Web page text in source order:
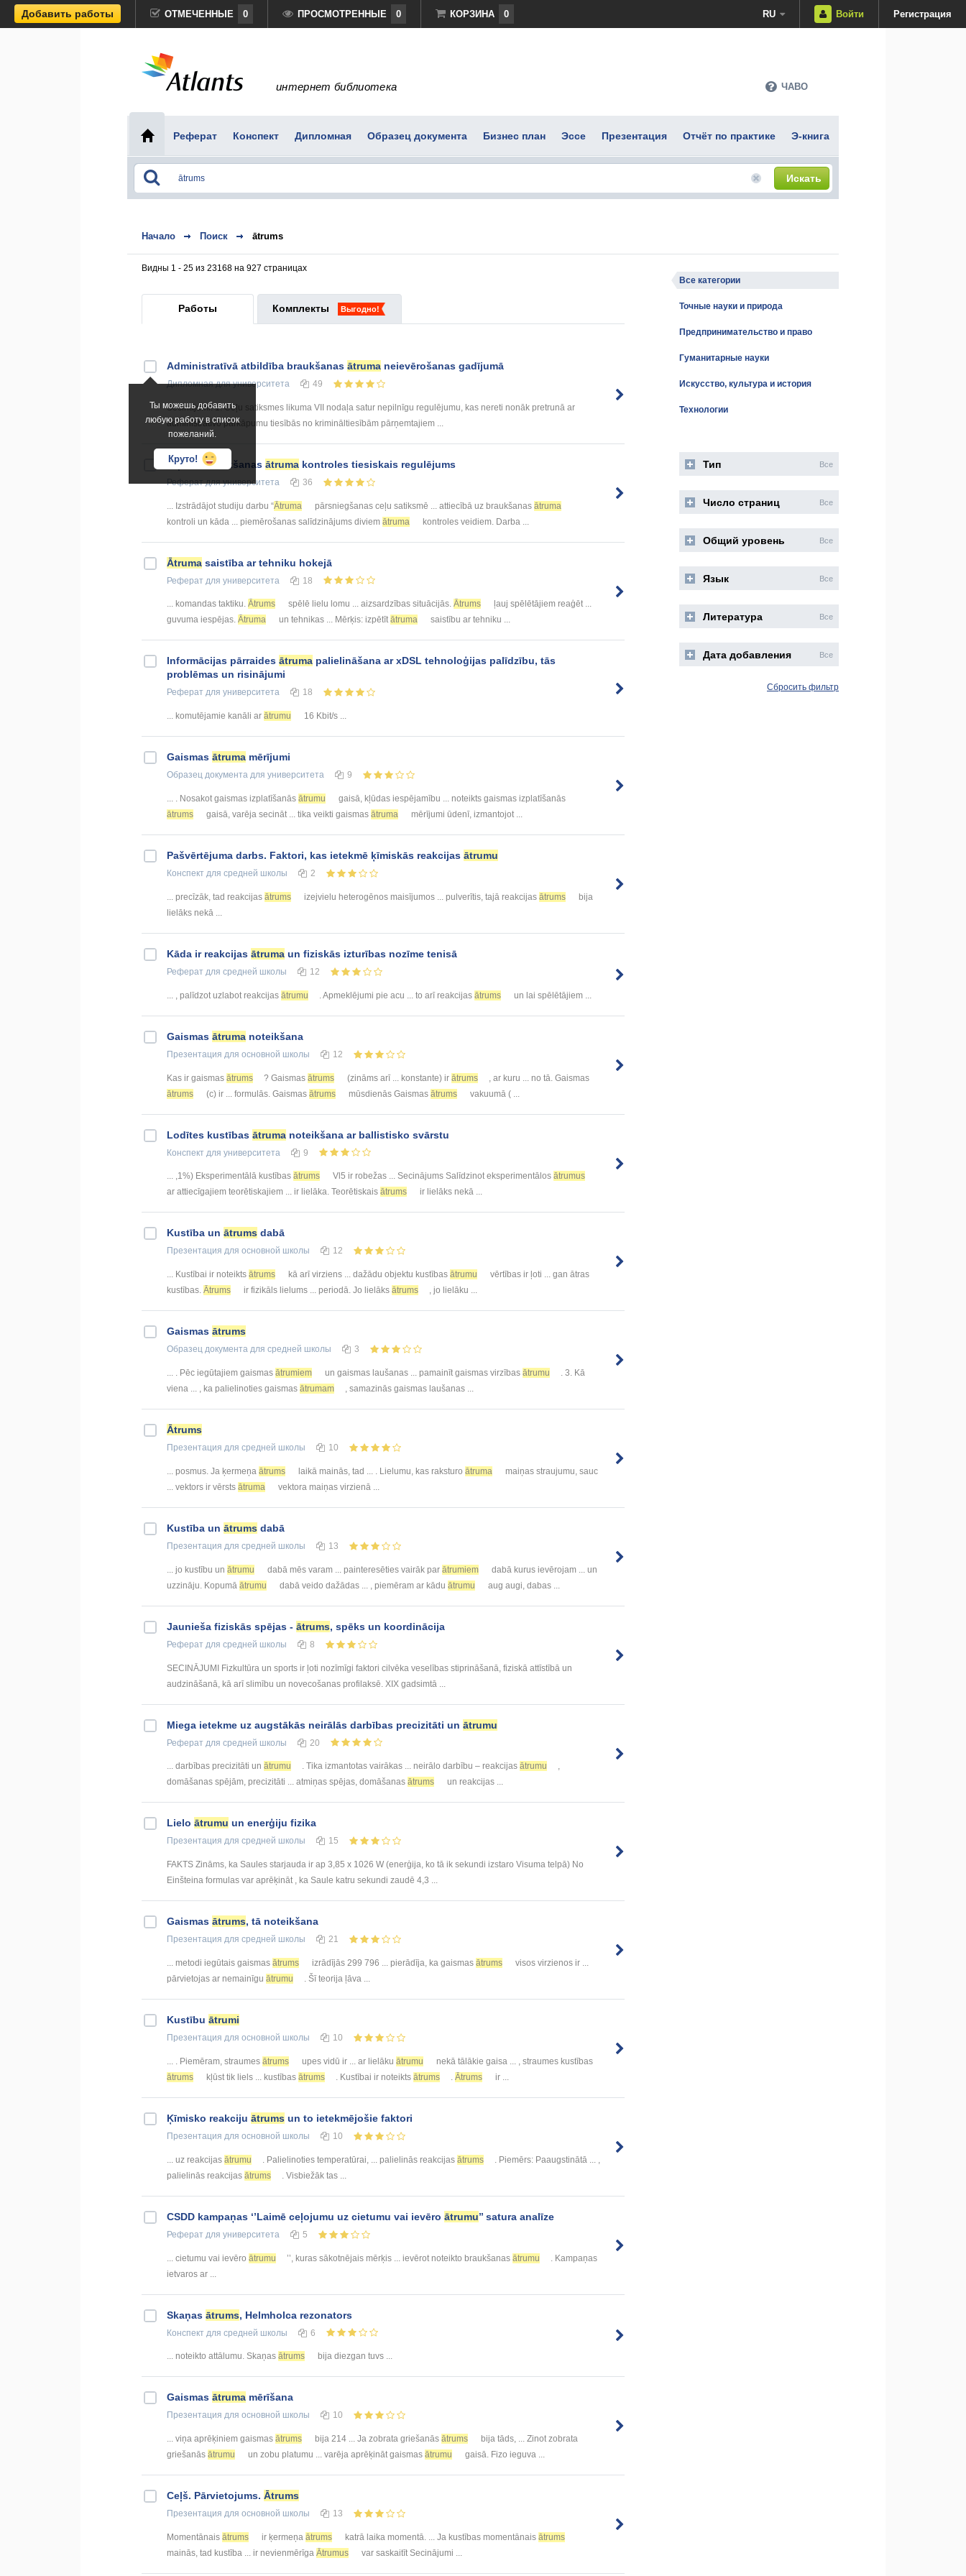
Добавить работы ОТМЕЧЕННЫЕ 0 ПРОСМОТРЕННЫЕ 0 КОРЗИНА 0 RU Войти Регистрация
интернет библиотека ЧАВО
Реферат Конспект Дипломная Образец документа Бизнес план Эссе Презентация Отчёт по практике Э-книга
Искать
Начало Поиск ātrums
Видны 1 - 25 из 23168 на 927 страницах
Работы Комплекты Выгодно!
Ты можешь добавить
любую работу в список
пожеланий.
Круто!
Administratīvā atbildība braukšanas ātruma neievērošanas gadījumā
Дипломнаядля университета 49
Secinājumi: 1. Ceļu satiksmes likuma VII nodaļa satur nepilnīgu regulējumu, kas nereti nonāk pretrunā ar
administratīvo pārkāpumu tiesībās no krimināltiesībām pārņemtajiem ...
Atļautā braukšanas ātruma kontroles tiesiskais regulējums
Рефератдля университета 36
... Izstrādājot studiju darbu “Ātruma pārsniegšanas ceļu satiksmē ... attiecībā uz braukšanas ātruma
kontroli un kāda ... piemērošanas salīdzinājums diviem ātruma kontroles veidiem. Darba ...
Ātruma saistība ar tehniku hokejā
Реферат для университета 18
... komandas taktiku. Ātrums spēlē lielu lomu ... aizsardzības situācijās. Ātrums
ļauj spēlētājiem reaģēt ...
guvuma iespējas. Ātruma un tehnikas ... Mērķis: izpētītātruma saistību ar tehniku ...
Informācijas pārraides ātruma palielināšana ar xDSL tehnoloģijas palīdzību, tās
problēmas un risinājumi
Реферат для университета 18
... komutējamie kanāli ar ātrumu 16 Kbit/s ...
Gaismas ātruma mērījumi
Образец документа для университета 9
... . Nosakot gaismas izplatīšanās ātrumu
gaisā, kļūdas iespējamību ... noteikts gaismas izplatīšanās
ātrums
gaisā, varēja secināt ... tika veikti gaismas ātruma mērījumi ūdenī, izmantojot ...
Pašvērtējuma darbs. Faktori, kas ietekmē ķīmiskās reakcijas ātrumu
Конспект для средней школы 2
... precīzāk, tad reakcijas ātrums izejvielu heterogēnos maisījumos ... pulverītis, tajā reakcijas ātrums
bija
lielāks nekā ...
Kāda ir reakcijas ātruma un fiziskās izturības nozīme tenisā
Реферат для средней школы 12
... , palīdzot uzlabot reakcijas ātrumu . Apmeklējumi pie acu ... to arī reakcijas ātrums un lai spēlētājiem ...
Gaismas ātruma noteikšana
Презентация для основной школы 12
Kas ir gaismas ātrums ? Gaismas ātrums (zināms arī ... konstante) ir ātrums
, ar kuru ... no tā. Gaismas
ātrums
(c) ir ... formulās. Gaismas ātrums mūsdienās Gaismas ātrums vakuumā ( ...
Lodītes kustības ātruma noteikšana ar ballistisko svārstu
Конспект для университета 9
... ,1%) Eksperimentālā kustības ātrums Vl5 ir robežas ... Secinājums Salīdzinot eksperimentālos ātrumus
ar attiecīgajiem teorētiskajiem ... ir lielāka. Teorētiskais ātrums ir lielāks nekā ...
Kustība un ātrums dabā
Презентация для основной школы 12
... Kustībai ir noteikts ātrums kā arī virziens ... dažādu objektu kustības ātrumu
vērtības ir ļoti ... gan ātras
kustības. Ātrums ir fizikāls lielums ... periodā. Jo lielāks ātrums , jo lielāku ...
Gaismas ātrums
Образец документа для средней школы 3
... . Pēc iegūtajiem gaismas ātrumiem un gaismas laušanas ... pamainīt gaismas virzības ātrumu
. 3. Kā
viena ... , ka palielinoties gaismas ātrumam , samazinās gaismas laušanas ...
Ātrums
Презентация для средней школы 10
... posmus. Ja ķermeņa ātrums laikā mainās, tad ... . Lielumu, kas raksturo ātruma
maiņas straujumu, sauc
... vektors ir vērsts ātruma vektora maiņas virzienā ...
Kustība un ātrums dabā
Презентация для средней школы 13
... jo kustību un ātrumu dabā mēs varam ... painteresēties vairāk par ātrumiem
dabā kurus ievērojam ... un
uzzināju. Kopumā ātrumu dabā veido dažādas ... , piemēram ar kādu ātrumu aug augi, dabas ...
Jaunieša fiziskās spējas - ātrums, spēks un koordinācija
Реферат для средней школы 8
SECINĀJUMI Fizkultūra un sports ir ļoti nozīmīgi faktori cilvēka veselības stiprināšanā, fiziskā attīstībā un
audzināšanā, kā arī slimību un novecošanas profilaksē. XIX gadsimtā ...
Miega ietekme uz augstākās neirālās darbības precizitāti un ātrumu
Реферат для средней школы 20
... darbības precizitāti un ātrumu . Tika izmantotas vairākas ... neirālo darbību – reakcijas ātrumu
,
domāšanas spējām, precizitāti ... atmiņas spējas, domāšanas ātrums un reakcijas ...
Lielo ātrumu un enerģiju fizika
Презентация для средней школы 15
FAKTS Zināms, ka Saules starjauda ir ap 3,85 x 1026 W (enerģija, ko tā ik sekundi izstaro Visuma telpā) No
Einšteina formulas var aprēķināt , ka Saule katru sekundi zaudē 4,3 ...
Gaismas ātrums, tā noteikšana
Презентация для средней школы 21
... metodi iegūtais gaismas ātrums izrādījās 299 796 ... pierādīja, ka gaismas ātrums
visos virzienos ir ...
pārvietojas ar nemainīgu ātrumu . Šī teorija ļāva ...
Kustību ātrumi
Презентация для основной школы 10
... . Piemēram, straumes ātrums upes vidū ir ... ar lielāku ātrumu
nekā tālākie gaisa ... , straumes kustības
ātrums
kļūst tik liels ... kustības ātrums . Kustībai ir noteikts ātrums . Ātrums ir ...
Ķīmisko reakciju ātrums un to ietekmējošie faktori
Презентация для основной школы 10
... uz reakcijas ātrumu . Palielinoties temperatūrai, ... palielinās reakcijas ātrums
. Piemērs: Paaugstinātā ... ,
palielinās reakcijas ātrums . Visbiežāk tas ...
CSDD kampaņas ‘’Laimē ceļojumu uz cietumu vai ievēro ātrumu’’ satura analīze
Реферат для университета 5
... cietumu vai ievēro ātrumu ’’, kuras sākotnējais mērķis ... ievērot noteikto braukšanas ātrumu
. Kampaņas
ietvaros ar ...
Skaņas ātrums, Helmholca rezonators
Конспект для средней школы 6
... noteikto attālumu. Skaņas ātrums bija diezgan tuvs ...
Gaismas ātruma mērīšana
Презентация для основной школы 10
... viņa aprēķiniem gaismas ātrums bija 214 ... Ja zobrata griešanās ātrums
bija tāds, ... Zinot zobrata
griešanās ātrumu un zobu platumu ... varēja aprēķināt gaismas ātrumu gaisā. Fizo ieguva ...
Ceļš. Pārvietojums. Ātrums
Презентация для основной школы 13
Momentānais ātrums ir ķermeņa ātrums katrā laika momentā. ... Ja kustības momentānais ātrums
mainās, tad kustība ... ir nevienmērīga Ātrumus var saskaitīt Secinājumi ...
Все категории
Точные науки и природа
Предпринимательство и право
Гуманитарные науки
Искусство, культура и история
Технологии
Тип Все
Число страниц Все
Общий уровень Все
Язык Все
Литература Все
Дата добавления Все
Сбросить фильтр